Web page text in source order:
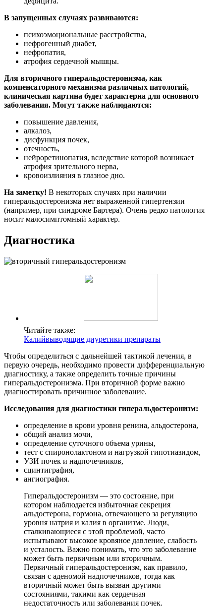
В запущенных случаях развиваются:
психоэмоциональные расстройства,
нефрогенный диабет,
нефропатия,
атрофия сердечной мышцы.
Для вторичного гиперальдостеронизма, как
компенсаторного механизма различных патологий,
клиническая картина будет характерна для основного
заболевания. Могут также наблюдаются:
повышение давления,
алкалоз,
дисфункция почек,
отечность,
нейроретинопатия, вследствие которой возникает
атрофия зрительного нерва,
кровоизлияния в глазное дно.
На заметку! В некоторых случаях при наличии
гиперальдостеронизма нет выраженной гипертензии
(например, при синдроме Бартера). Очень редко патология
носит малосимптомный характер.
Диагностика
Читайте также:
Калийвыводящие диуретики препараты
Чтобы определиться с дальнейшей тактикой лечения, в
первую очередь, необходимо провести дифференциальную
диагностику, а также определить точные причины
гиперальдостеронизма. При вторичной форме важно
диагностировать причинное заболевание.
Исследования для диагностики гиперальдостеронизм:
определение в крови уровня ренина, альдостерона,
общий анализ мочи,
определение суточного объема урины,
тест с спиронолактоном и нагрузкой гипотиазидом,
УЗИ почек и надпочечников,
сцинтиграфия,
ангиография.
Гиперальдостеронизм — это состояние, при
котором наблюдается избыточная секреция
альдостерона, гормона, отвечающего за регуляцию
уровня натрия и калия в организме. Люди,
сталкивающиеся с этой проблемой, часто
испытывают высокое кровяное давление, слабость
и усталость. Важно понимать, что это заболевание
может быть первичным или вторичным.
Первичный гиперальдостеронизм, как правило,
связан с аденомой надпочечников, тогда как
вторичный может быть вызван другими
состояниями, такими как сердечная
недостаточность или заболевания почек.